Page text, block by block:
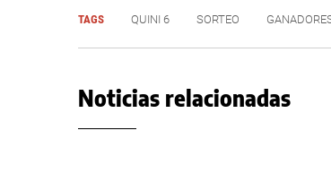
TAGS QUINI 6 SORTEO
Noticias relacionadas